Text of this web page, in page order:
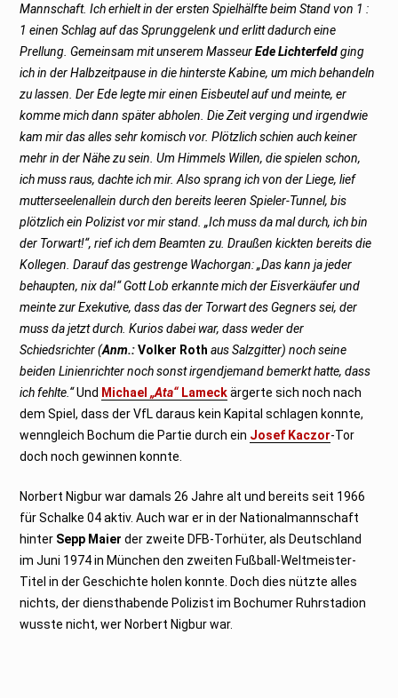
Mannschaft. Ich erhielt in der ersten Spielhälfte beim Stand von 1 :
1 einen Schlag auf das Sprunggelenk und erlitt dadurch eine
Prellung. Gemeinsam mit unserem MasseurEde Lichterfeld ging
ich in der Halbzeitpause in die hinterste Kabine, um mich behandeln
zu lassen. Der Ede legte mir einen Eisbeutel auf und meinte, er
komme mich dann später abholen. Die Zeit verging und irgendwie
kam mir das alles sehr komisch vor. Plötzlich schien auch keiner
mehr in der Nähe zu sein. Um Himmels Willen, die spielen schon,
ich muss raus, dachte ich mir. Also sprang ich von der Liege, lief
mutterseelenallein durch den bereits leeren Spieler-Tunnel, bis
plötzlich ein Polizist vor mir stand. „Ich muss da mal durch, ich bin
der Torwart!“, rief ich dem Beamten zu. Draußen kickten bereits die
Kollegen. Darauf das gestrenge Wachorgan: „Das kann ja jeder
behaupten, nix da!“ Gott Lob erkannte mich der Eisverkäufer und
meinte zur Exekutive, dass das der Torwart des Gegners sei, der
muss da jetzt durch. Kurios dabei war, dass weder der
Schiedsrichter (Anm.: Volker Roth aus Salzgitter) noch seine
beiden Linienrichter noch sonst irgendjemand bemerkt hatte, dass
ich fehlte.“Und Michael„Ata“ Lameckärgerte sich noch nach
dem Spiel, dass der VfL daraus kein Kapital schlagen konnte,
wenngleich Bochum die Partie durch ein Josef Kaczor-Tor
doch noch gewinnen konnte.
Norbert Nigbur war damals 26 Jahre alt und bereits seit 1966
für Schalke 04 aktiv. Auch war er in der Nationalmannschaft
hinter Sepp Maier der zweite DFB-Torhüter, als Deutschland
im Juni 1974 in München den zweiten Fußball-Weltmeister-
Titel in der Geschichte holen konnte. Doch dies nützte alles
nichts, der diensthabende Polizist im Bochumer Ruhrstadion
wusste nicht, wer Norbert Nigbur war.